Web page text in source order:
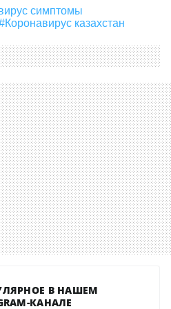
симптомы
#коронавирус казахстан